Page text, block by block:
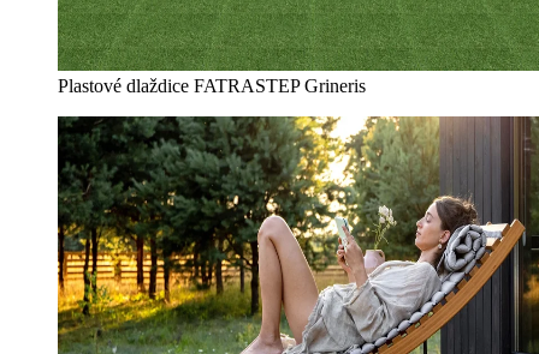
Plastové dlaždice FATRASTEP Grineris